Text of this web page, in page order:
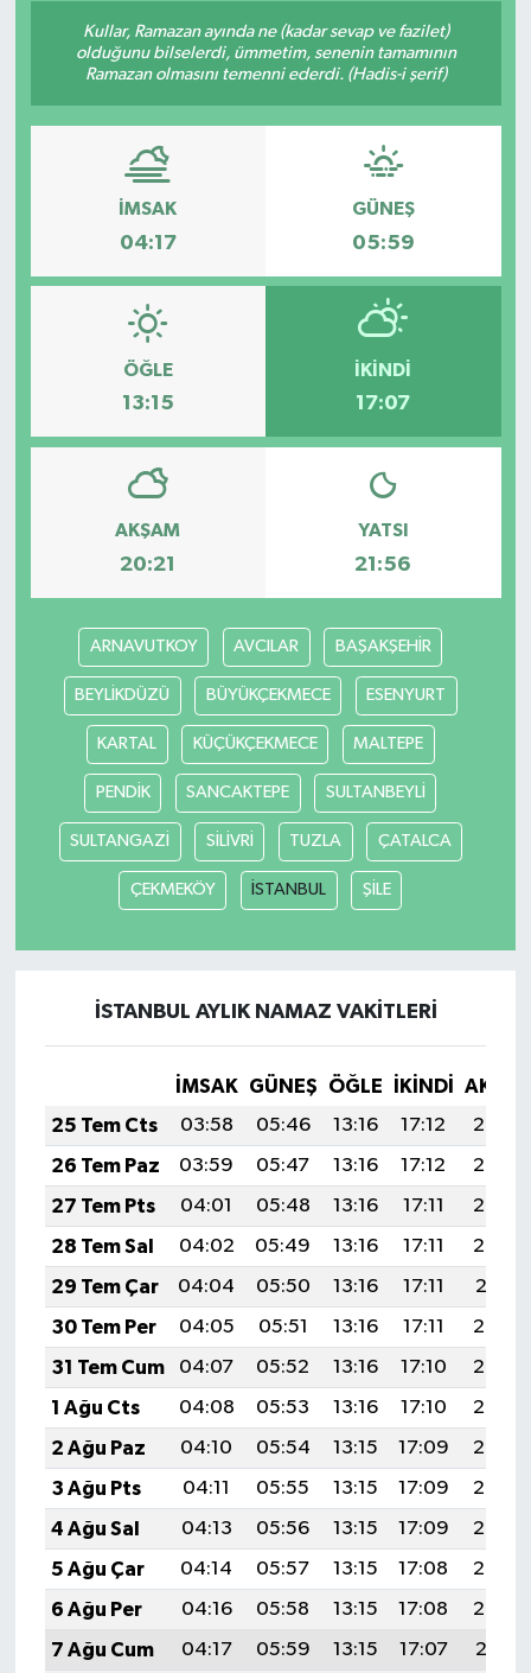
Kullar, Ramazan ayında ne (kadar sevap ve fazilet)
olduğunu bilselerdi, ümmetim, senenin tamamının
Ramazan olmasını temenni ederdi. (Hadis-i şerif)
İMSAK
04:17
GÜNEŞ
05:59
ÖĞLE
13:15
İKINDI
17:07
AKŞAM
20:21
YATSI
21:56
ARNAVUTKOY AVCILAR BAŞAKŞEHİR
BEYLİKDÜZÜ BÜYÜKÇEKMECE ESENYURT
KARTAL KÜÇÜKÇEKMECE MALTEPE
PENDİK SANCAKTEPE SULTANBEYLİ
SULTANGAZİ SİLİVRİ TUZLA ÇATALCA
ÇEKMEKÖY İSTANBUL ŞİLE
İSTANBUL AYLIK NAMAZ VAKITLERI
İMSAK GÜNEŞ ÖĞLE İKINDI
25 Tem Cts
03:58 05:46 13:16 17:12
20:35
26 Tem Paz
03:59 05:47 13:16 17:12
20:34
27 Tem Pts
04:01 05:48 13:16 17:11
20:33
28 Tem Sal
04:02 05:49 13:16 17:11
20:32
29 Tem Çar
04:04 05:50 13:16 17:11
20:31
30 Tem Per
04:05 05:51 13:16 17:11
20:30
31 Tem Cum
04:07 05:52 13:16 17:10
20:29
1 Ağu Cts
04:08 05:53 13:16 17:10
20:28
2 Ağu Paz
04:10 05:54 13:15 17:09
20:27
3 Ağu Pts
04:11 05:55 13:15 17:09
20:26
4 Ağu Sal
04:13 05:56 13:15 17:09
20:25
5 Ağu Çar
04:14 05:57 13:15 17:08
20:24
6 Ağu Per
04:16 05:58 13:15 17:08
20:23
7 Ağu Cum
04:17 05:59 13:15 17:07
20:21